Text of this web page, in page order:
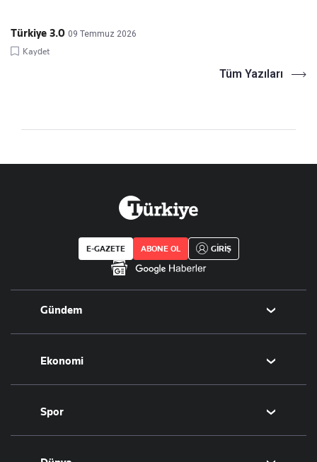
Türkiye 3.0 09 Temmuz 2026
Kaydet
Tüm Yazıları
E-GAZETE ABONE OL GİRİŞ
Gündem
Politika
Eğitim
Ekonomi
Borsa
Altın
Döviz
Spor
Futbol